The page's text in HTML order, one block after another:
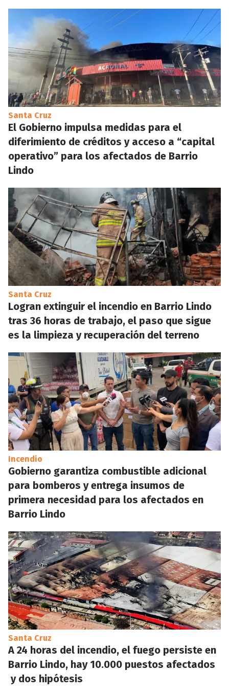
Santa Cruz
El Gobierno impulsa medidas para el
diferimiento de créditos y acceso a “capital
operativo” para los afectados de Barrio
Lindo
Santa Cruz
Logran extinguir el incendio en Barrio Lindo
tras 36 horas de trabajo, el paso que sigue
es la limpieza y recuperación del terreno
Incendio
Gobierno garantiza combustible adicional
para bomberos y entrega insumos de
primera necesidad para los afectados en
Barrio Lindo
Santa Cruz
A 24 horas del incendio, el fuego persiste en
Barrio Lindo, hay 10.000 puestos afectados
y dos hipótesis